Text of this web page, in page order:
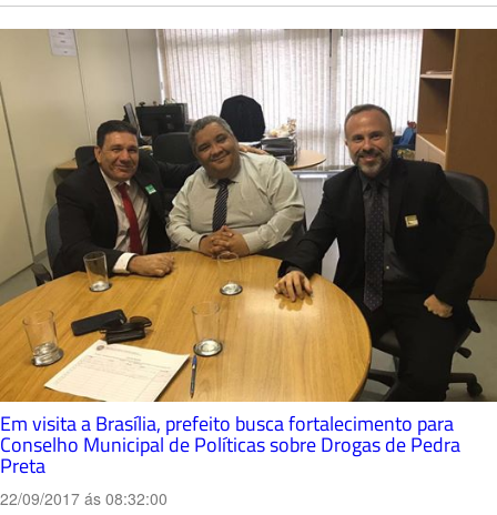
Em visita a Brasília, prefeito busca fortalecimento para
Conselho Municipal de Políticas sobre Drogas de Pedra
Preta
22/09/2017 ás 08:32:00